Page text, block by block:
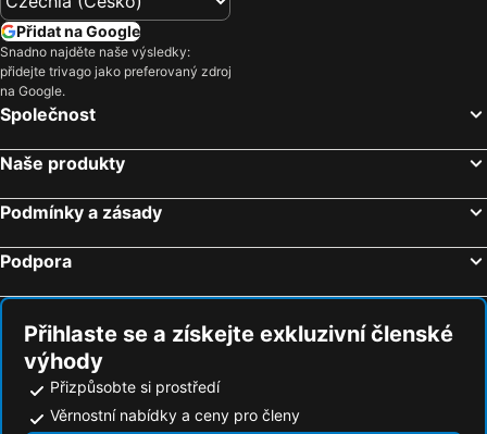
Hotely Jeseníky
Hotely Emilia-Romagna
Hotely Madeira
Hotely Slovinsko
Přidat na Google
Snadno najděte naše výsledky:
přidejte trivago jako preferovaný zdroj
na Google.
Společnost
Naše produkty
Podmínky a zásady
Podpora
Přihlaste se a získejte exkluzivní členské
výhody
Přizpůsobte si prostředí
Věrnostní nabídky a ceny pro členy